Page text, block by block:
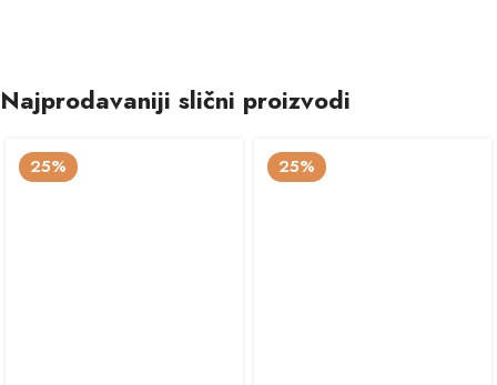
Najprodavaniji slični proizvodi
25% 25%